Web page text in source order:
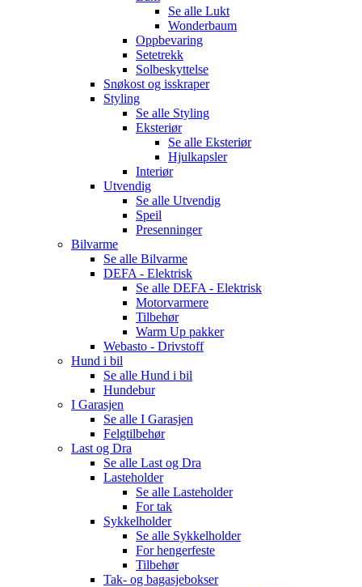
Se alle Lukt
Wonderbaum
Oppbevaring
Setetrekk
Solbeskyttelse
Snøkost og isskraper
Styling
Se alle Styling
Eksteriør
Se alle Eksteriør
Hjulkapsler
Interiør
Utvendig
Se alle Utvendig
Speil
Presenninger
Bilvarme
Se alle Bilvarme
DEFA - Elektrisk
Se alle DEFA - Elektrisk
Motorvarmere
Tilbehør
Warm Up pakker
Webasto - Drivstoff
Hund i bil
Se alle Hund i bil
Hundebur
I Garasjen
Se alle I Garasjen
Felgtilbehør
Last og Dra
Se alle Last og Dra
Lasteholder
Se alle Lasteholder
For tak
Sykkelholder
Se alle Sykkelholder
For hengerfeste
Tilbehør
Tak- og bagasjebokser